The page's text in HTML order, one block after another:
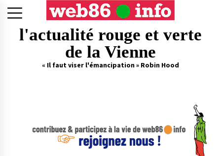
l'actualité rouge et verte
de la Vienne
« Il faut viser l'émancipation » Robin Hood